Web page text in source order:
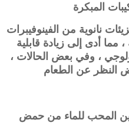
المبكرة
نانوية من الفينوفيبرات
أدى إلى زيادة قابلية
، وفي بعض الحالات ،
النظر عن الطعام
المحب للماء من حمض